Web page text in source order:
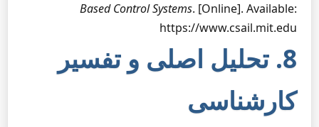
Based Control Systems. [Online]. Available:
https://www.csail.mit.edu
8. تحلیل اصلی و تفسیر
کارشناسی